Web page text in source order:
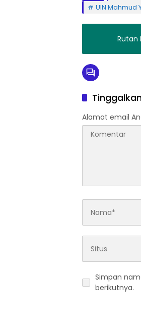
UIN Mahmud
Rutan
Alamat email
Simpan
berikutnya.